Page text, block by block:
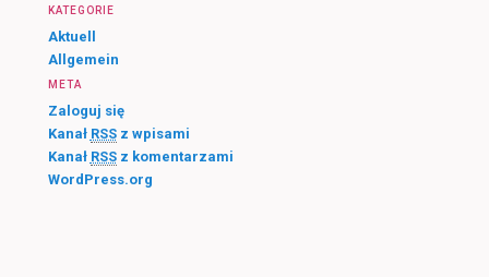
KATEGORIE
Aktuell
Allgemein
META
Zaloguj się
Kanał RSSz wpisami
Kanał RSSz komentarzami
WordPress.org